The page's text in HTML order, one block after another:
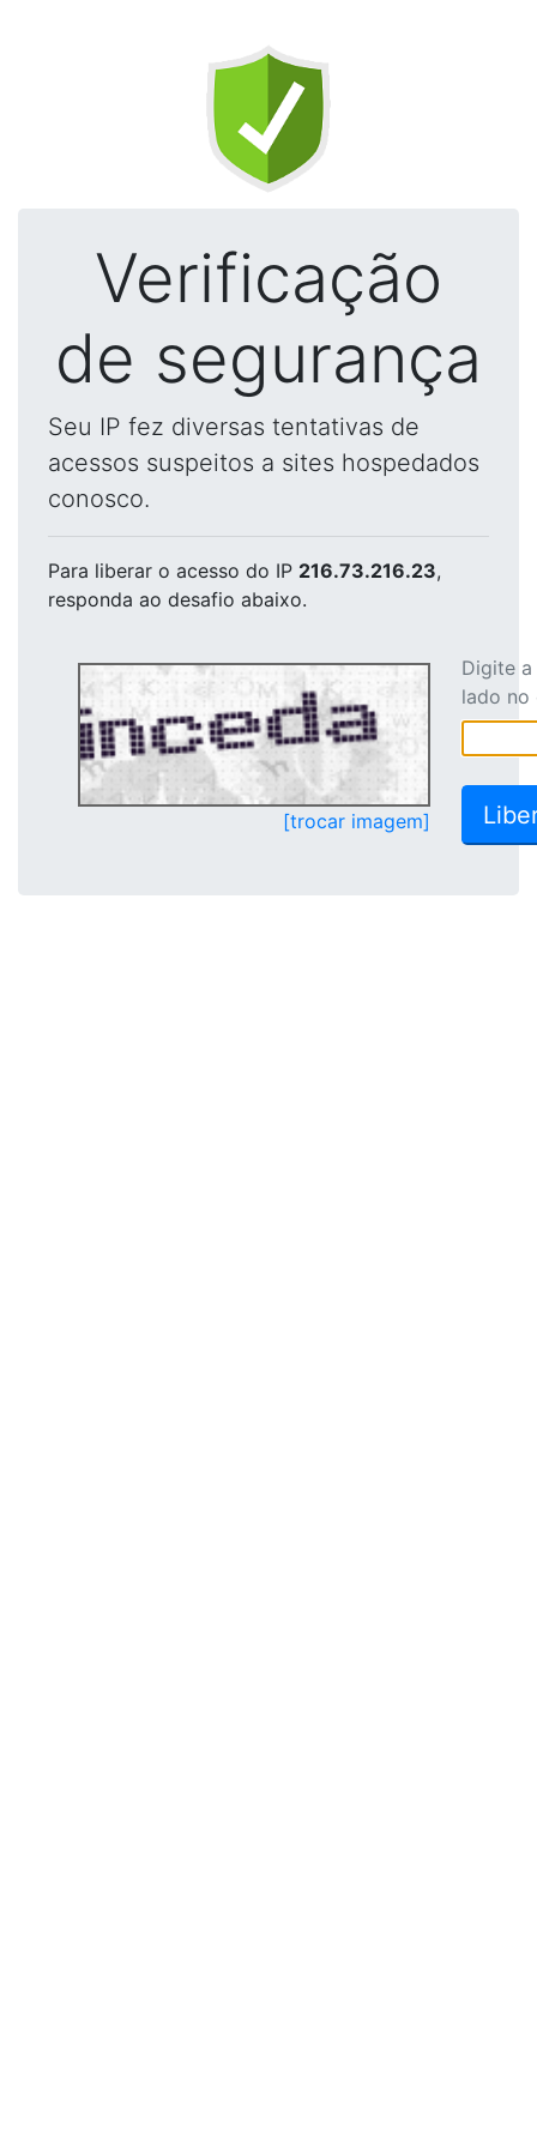
Verificação
de segurança
Seu IP fez diversas tentativas de
acessos suspeitos a sites hospedados
conosco.
Para liberar o acesso do IP 216.73.216.23,
responda ao desafio abaixo.
[trocar imagem]
Digite
lado no